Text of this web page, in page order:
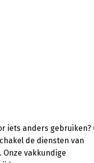
iets anders gebruiken?
de diensten van
vakkundige